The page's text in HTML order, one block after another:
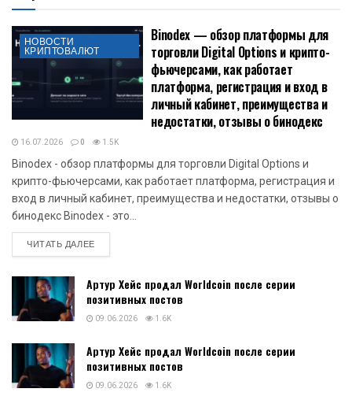
НОВОСТИ
КРИПТОВАЛЮТ
Binodex — обзор платформы для
торговли Digital Options и крипто-
фьючерсами, как работает
платформа, регистрация и вход в
личный кабинет, преимущества и
недостатки, отзывы о бинодекс
16.07.2026 0 1.5K
Binodex - обзор платформы для торговли Digital Options и
крипто-фьючерсами, как работает платформа, регистрация и
вход в личный кабинет, преимущества и недостатки, отзывы о
бинодекс Binodex - это...
ЧИТАТЬ ДАЛЕЕDETAILS
Артур Хейс продал Worldcoin после серии
позитивных постов
09.06.2026 1.6K
Артур Хейс продал Worldcoin после серии
позитивных постов
09.06.2026 1.6K